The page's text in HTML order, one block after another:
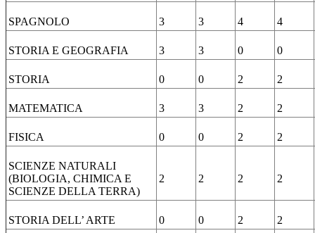
SPAGNOLO 3 3 4 4
STORIA E GEOGRAFIA 3 3 0 0
STORIA 0 0 2 2
MATEMATICA 3 3 2 2
FISICA 0 0 2 2
SCIENZE NATURALI
(BIOLOGIA, CHIMICA E
SCIENZE DELLA TERRA)
2 2 2 2
STORIA DELL’ ARTE 0 0 2 2